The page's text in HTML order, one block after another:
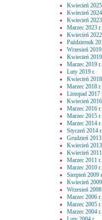
Kwiecień
Kwiecień
Kwiecień
Marzec 2023 r.
Kwiecień
Październik
Wrzesień 2019
Kwiecień
Marzec 2019 r.
Luty 2019 r.
Kwiecień
Marzec 2018 r.
Listopad 2017
Kwiecień
Marzec 2016 r.
Marzec 2015 r.
Marzec 2014 r.
Styczeń 2014 r.
Grudzień 2013
Kwiecień
Kwiecień
Marzec 2011 r.
Marzec 2010 r.
Sierpień 2009
Kwiecień
Wrzesień 2008
Marzec 2006 r.
Marzec 2005 r.
Marzec 2004 r.